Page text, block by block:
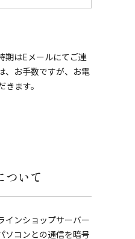
期はEメールにてご連
、お手数ですが、お電
ます。
いて
インショップサーバー
ソコンとの通信を暗号